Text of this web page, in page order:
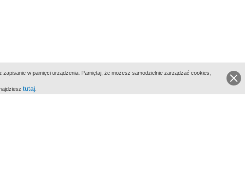
w pamięci urządzenia. Pamiętaj, że możesz samodzielnie zarządzać cookies,
tutaj